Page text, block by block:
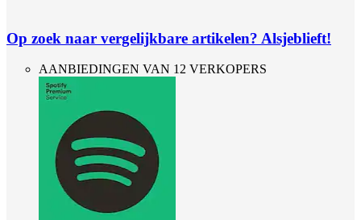
Op zoek naar vergelijkbare artikelen? Alsjeblieft!
AANBIEDINGEN VAN 12 VERKOPERS